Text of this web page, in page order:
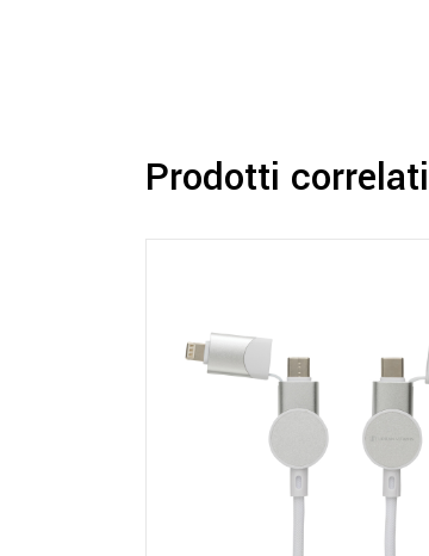
Prodotti correlati
Questo
prodotto